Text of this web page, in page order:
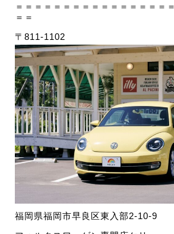
＝＝＝＝＝＝＝＝＝＝＝＝＝＝＝＝
＝＝
〒811-1102
福岡県福岡市早良区東入部2-10-9